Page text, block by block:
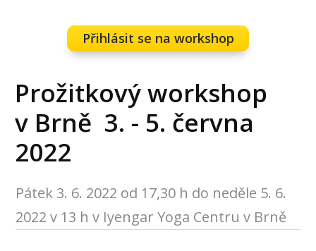
Přihlásit se na workshop
Prožitkový workshop
v Brně 3. - 5. června
2022
Pátek 3. 6. 2022 od 17,30 h do neděle 5. 6.
2022 v 13 h v Iyengar Yoga Centru v Brně